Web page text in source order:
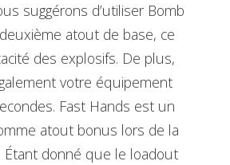
suggérons d’utiliser Bomb
atout de base, ce
des explosifs. De plus,
votre équipement
Fast Hands est un
atout bonus lors de la
Étant donné que le loadout